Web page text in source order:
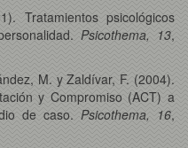
Tratamientos psicológicos
Psicothema, 13,
M. y Zaldívar, F. (2004).
y Compromiso (ACT) a
de caso. Psicothema, 16,